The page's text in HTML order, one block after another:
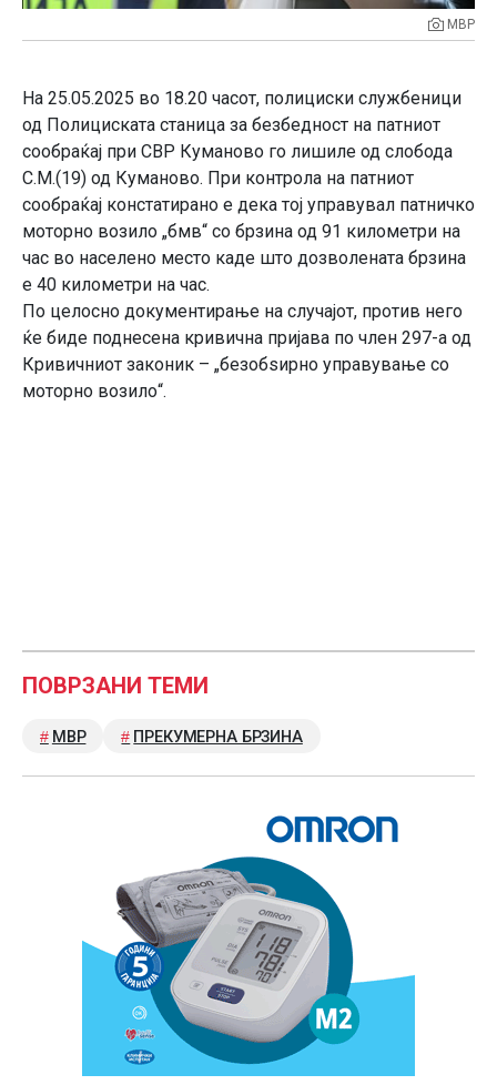
МВР
На 25.05.2025 во 18.20 часот, полициски службеници
од Полициската станица за безбедност на патниот
сообраќај при СВР Куманово го лишиле од слобода
С.М.(19) од Куманово. При контрола на патниот
сообраќај констатирано е дека тој управувал патничко
моторно возило „бмв“ со брзина од 91 километри на
час во населено место каде што дозволената брзина
е 40 километри на час.
По целосно документирање на случајот, против него
ќе биде поднесена кривична пријава по член 297-а од
Кривичниот законик – „безобѕирно управување со
моторно возило“.
ПОВРЗАНИ ТЕМИ
МВР ПРЕКУМЕРНА БРЗИНА